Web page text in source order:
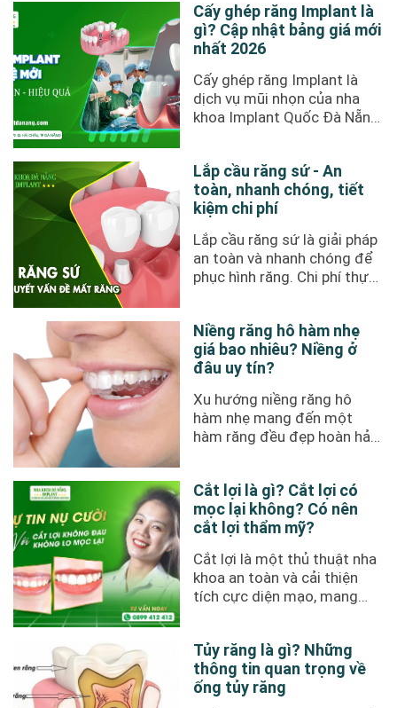
Cấy ghép răng Implant là
gì? Cập nhật bảng giá mới
nhất 2026
Cấy ghép răng Implant là
dịch vụ mũi nhọn của nha
khoa Implant Quốc Đà Nẵng.
Lắp cầu răng sứ - An
toàn, nhanh chóng, tiết
kiệm chi phí
Lắp cầu răng sứ là giải pháp
an toàn và nhanh chóng để
phục hình răng. Chi phí thực
Niềng răng hô hàm nhẹ
giá bao nhiêu? Niềng ở
đâu uy tín?
Xu hướng niềng răng hô
hàm nhẹ mang đến một
hàm răng đều đẹp hoàn hảo
Cắt lợi là gì? Cắt lợi có
mọc lại không? Có nên
cắt lợi thẩm mỹ?
Cắt lợi là một thủ thuật nha
khoa an toàn và cải thiện
tích cực diện mạo, mang
Tủy răng là gì? Những
thông tin quan trọng về
ống tủy răng